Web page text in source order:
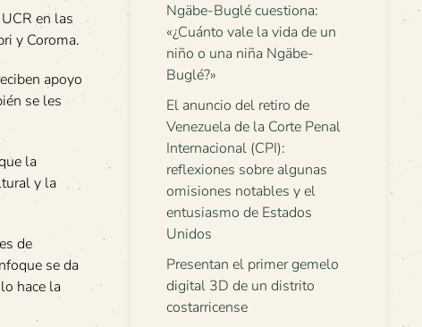
en las
y Coroma.
apoyo
se les
la
y la
de
se da
hace la
Ngäbe-Buglé cuestiona:
«¿Cuánto vale la vida de un
niño o una niña Ngäbe-
Buglé?»
El anuncio del retiro de
Venezuela de la Corte Penal
Internacional (CPI):
reflexiones sobre algunas
omisiones notables y el
entusiasmo de Estados
Unidos
Presentan el primer gemelo
digital 3D de un distrito
costarricense